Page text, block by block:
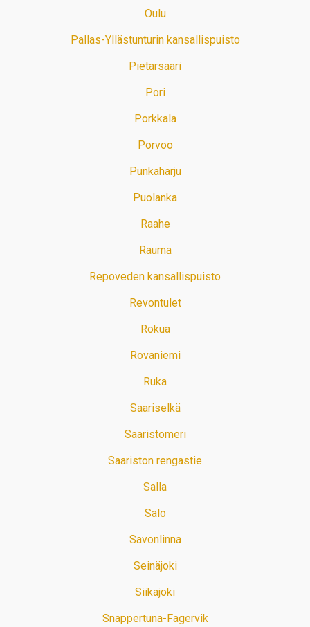
Oulu
Pallas-Yllästunturin kansallispuisto
Pietarsaari
Pori
Porkkala
Porvoo
Punkaharju
Puolanka
Raahe
Rauma
Repoveden kansallispuisto
Revontulet
Rokua
Rovaniemi
Ruka
Saariselkä
Saaristomeri
Saariston rengastie
Salla
Salo
Savonlinna
Seinäjoki
Siikajoki
Snappertuna-Fagervik